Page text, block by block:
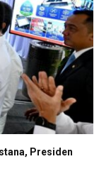
Presiden